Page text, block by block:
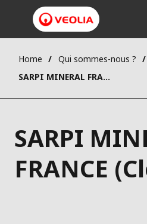
Home Qui sommes-nous ?
SARPI MINERAL FRANCE (Clérac)
SARPI
FRANCE